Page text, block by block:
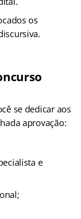
os
se dedicar aos
aprovação:
e